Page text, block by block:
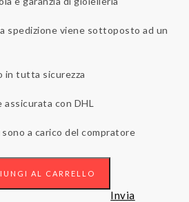
spedizione viene sottoposto ad un
in tutta sicurezza
con DHL
a carico del compratore
AL CARRELLO
Invia